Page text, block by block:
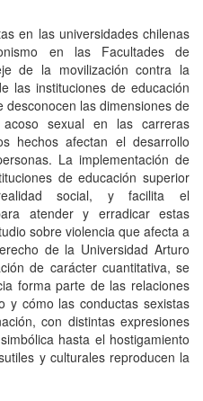
en las universidades chilenas
en las Facultades de
de la movilización contra la
las instituciones de educación
las dimensiones de
sexual en las carreras
hechos afectan el desarrollo
La implementación de
de educación superior
social, y facilita el
atender y erradicar estas
sobre violencia que afecta a
de la Universidad Arturo
de carácter cuantitativa, se
forma parte de las relaciones
y cómo las conductas sexistas
con distintas expresiones
hasta el hostigamiento
y culturales reproducen la